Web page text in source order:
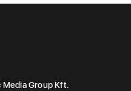
Group Kft.